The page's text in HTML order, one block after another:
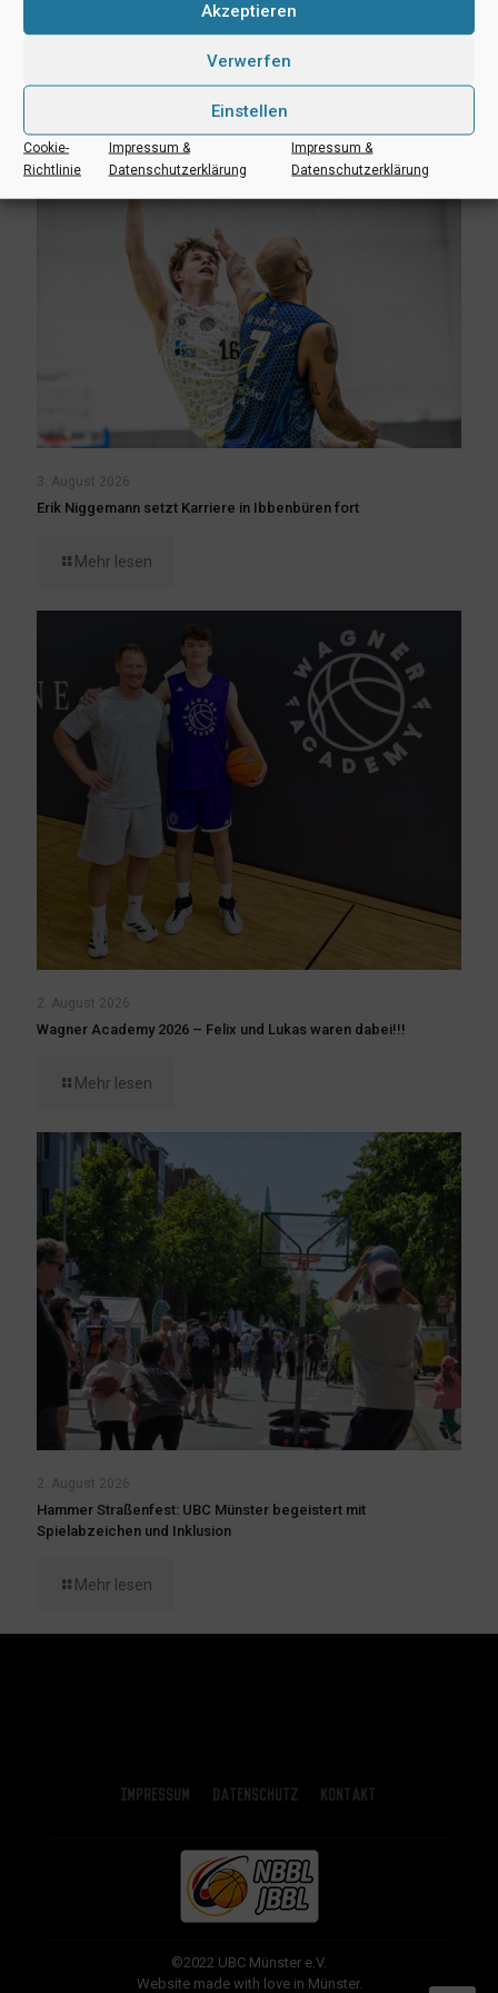
Akzeptieren
Verwerfen
Einstellen
Cookie-
Richtlinie
Impressum &
Datenschutzerklärung
Impressum &
Datenschutzerklärung
teilen
3. August 2026
Erik Niggemann setzt Karriere in Ibbenbüren fort
Mehr lesen
2. August 2026
Wagner Academy 2026 – Felix und Lukas waren dabei!!!
Mehr lesen
2. August 2026
Hammer Straßenfest: UBC Münster begeistert mit
Spielabzeichen und Inklusion
Mehr lesen
Impressum Datenschutz Kontakt
©2022 UBC Münster e.V.
Website made with love in Münster.